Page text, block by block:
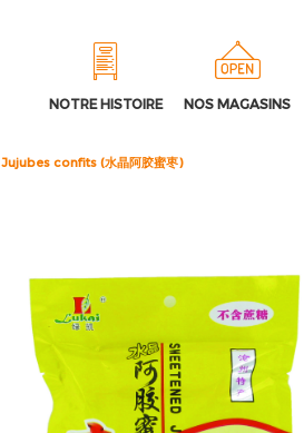
NOTRE HISTOIRE NOS MAGASINS
Jujubes confits (水晶阿胶蜜枣)